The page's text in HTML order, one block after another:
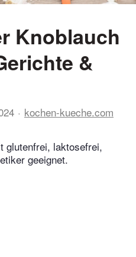
Knoblauch
&
kochen-kueche.com
glutenfrei, laktosefrei,
geeignet.